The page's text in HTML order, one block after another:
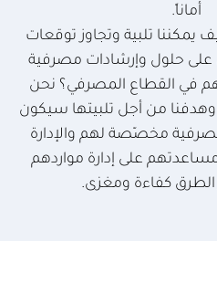
أماناً.
يمكننا تلبية وتجاوز توقعات
على حلول وإرشادات مصرفية
في القطاع المصرفي؟ نحن
وهدفنا من أجل تلبيتها سيكون
مصرفية مخصّصة لهم والإدارة
على إدارة مواردهم
الطرق كفاءة ومغزى.